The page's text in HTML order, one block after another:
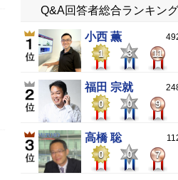
Q&A回答者総合ランキング
小西 薫
1 3 11
福田 宗就
0 0 9
高橋 聡
0 0 7